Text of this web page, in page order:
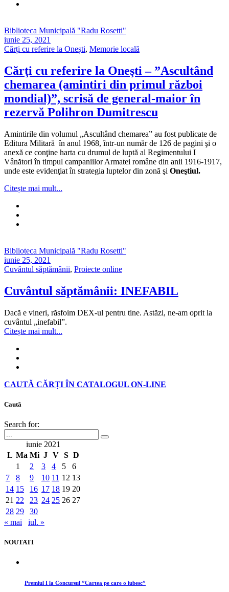
Biblioteca Municipală "Radu Rosetti"
iunie 25, 2021
Cărți cu referire la Onești, Memorie locală
Cărţi cu referire la Oneşti – ”Ascultând
chemarea (amintiri din primul război
mondial)”, scrisă de general-maior în
rezervă Polihron Dumitrescu
Amintirile din volumul „Ascultând chemarea” au fost publicate de
Editura Militară în anul 1968, într-un număr de 126 de pagini şi o
anexă ce conţine harta cu drumul de luptă al Regimentului I
Vânători în timpul campaniilor Armatei române din anii 1916-1917,
unde este evidenţiat în strategia luptelor din zonă şi Oneştiul.
Citește mai mult...
Biblioteca Municipală "Radu Rosetti"
iunie 25, 2021
Cuvântul săptămânii, Proiecte online
Cuvântul săptămânii: INEFABIL
Dacă e vineri, răsfoim DEX-ul pentru tine. Astăzi, ne-am oprit la
cuvântul „inefabil”.
Citește mai mult...
CAUTĂ CĂRȚI ÎN CATALOGUL ON-LINE
Caută
Search for:
iunie 2021
L Ma Mi J V S D
1
2 3 4 5
6
7
8 9 10 11 12 13
14 15 16 17 18 19 20
21 22 23 24 25 26 27
28 29
30
« mai
iul. »
NOUTATI
Premiul I la Concursul ”Cartea pe care o iubesc”